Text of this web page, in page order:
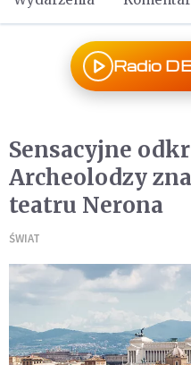
Radio
Sensacyjne
Archeolodzy
teatru Nerona
ŚWIAT